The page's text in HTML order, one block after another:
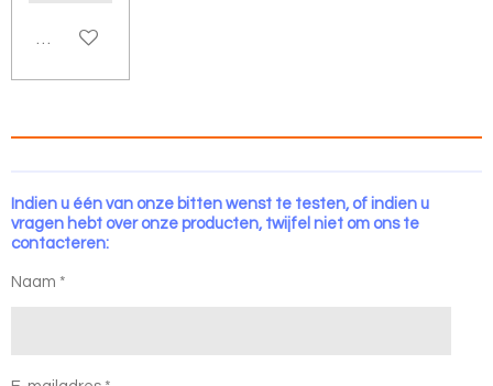
In winkelwagen
Indien u één van onze bitten wenst te testen, of indien u
vragen hebt over onze producten, twijfel niet om ons te
contacteren:
Naam *